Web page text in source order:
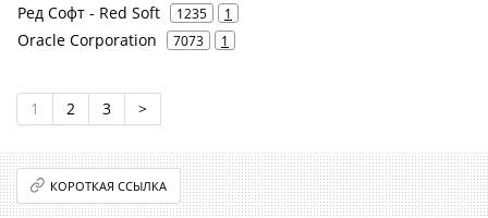
Ред Софт - Red Soft 1235 1
Oracle Corporation 7073 1
1 2 3 >
КОРОТКАЯ ССЫЛКА